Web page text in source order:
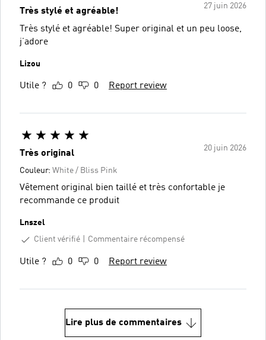
27 juin 2026
Très stylé et agréable!
Très stylé et agréable! Super original et un peu loose,
j’adore
Lizou
Utile ? 0 0 Report review
20 juin 2026
Très original
Couleur: White / Bliss Pink
Vêtement original bien taillé et très confortable je
recommande ce produit
Lnszel
Client vérifié
Commentaire récompensé
Utile ? 0 0 Report review
Lire plus de commentaires